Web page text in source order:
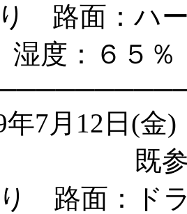
り 路面：
湿度：６５
7月12日(金)
既
り 路面：ド